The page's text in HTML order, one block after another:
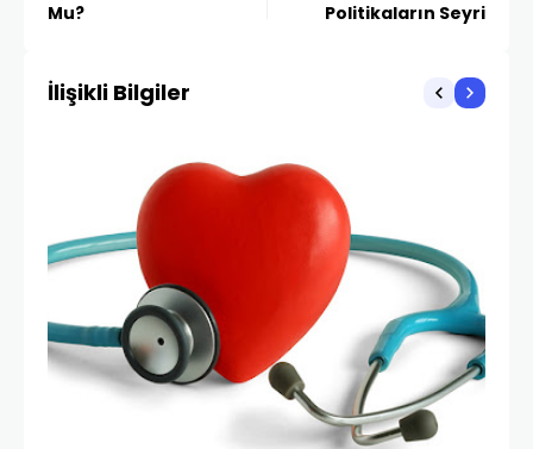
Mu?
Politikaların Seyri
İlişikli Bilgiler